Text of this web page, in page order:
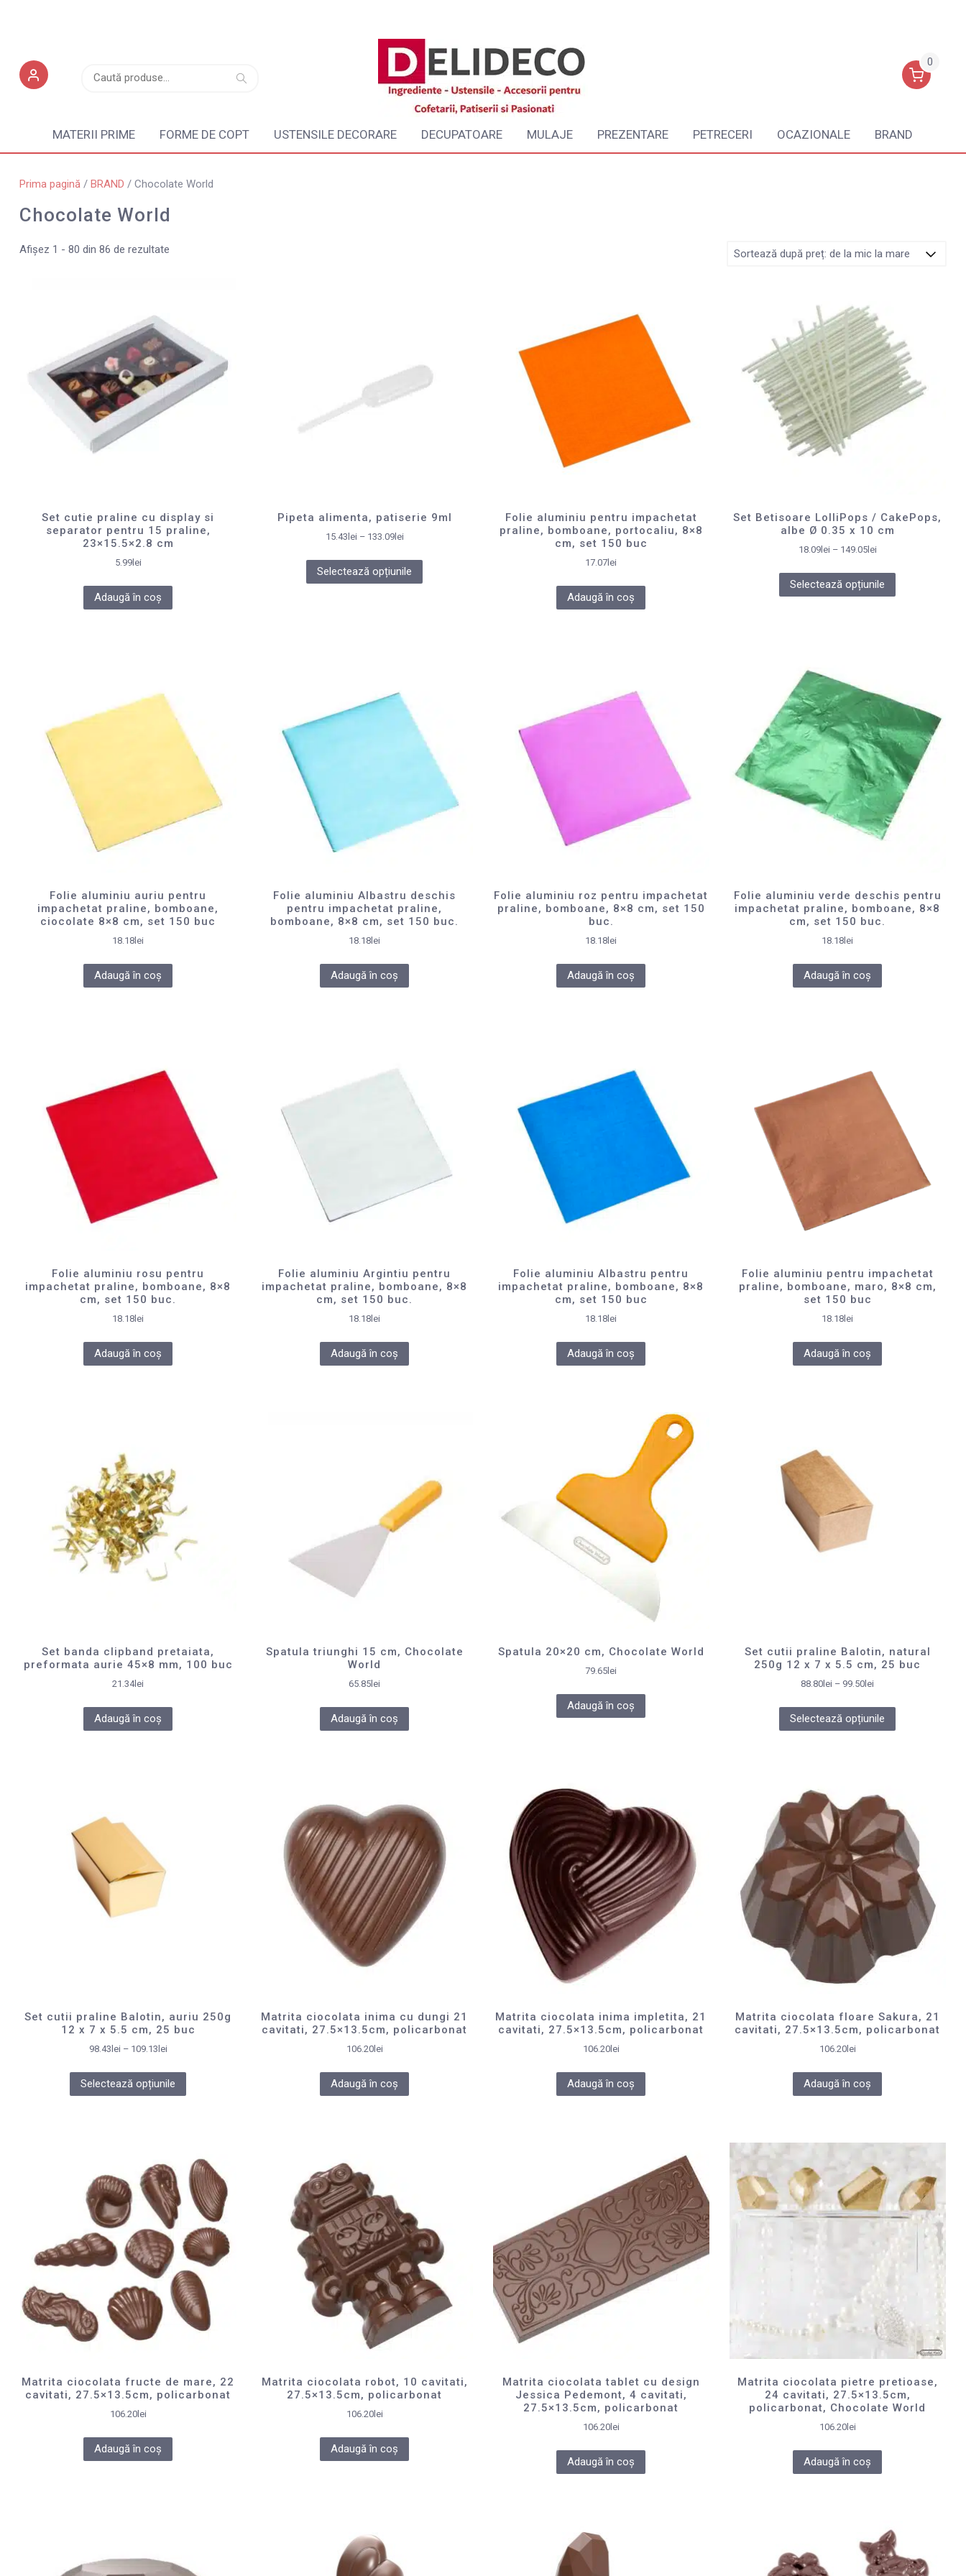
Caută
Caută
0
MATERII PRIME FORME DE COPT USTENSILE DECORARE DECUPATOARE MULAJE PREZENTARE PETRECERI OCAZIONALE BRAND
Prima pagină/ BRAND / Chocolate World
Chocolate World
Afișez 1 - 80 din 86 de rezultate
Set cutie praline cu display si
separator pentru 15 praline,
23×15.5×2.8 cm
5.99lei
Adaugă în coș
Pipeta alimenta, patiserie 9ml
15.43 lei – 133.09lei
Selectează opțiunile
Folie aluminiu pentru impachetat
praline, bomboane, portocaliu, 8×8
cm, set 150 buc
17.07 lei
Adaugă în coș
Set Betisoare LolliPops / CakePops,
albe Ø 0.35 x 10 cm
18.09lei – 149.05lei
Selectează opțiunile
Folie aluminiu auriu pentru
impachetat praline, bomboane,
ciocolate 8×8 cm, set 150 buc
18.18 lei
Adaugă în coș
Folie aluminiu Albastru deschis
pentru impachetat praline,
bomboane, 8×8 cm, set 150 buc.
18.18 lei
Adaugă în coș
Folie aluminiu roz pentru impachetat
praline, bomboane, 8×8 cm, set 150
buc.
18.18 lei
Adaugă în coș
Folie aluminiu verde deschis pentru
impachetat praline, bomboane, 8×8
cm, set 150 buc.
18.18 lei
Adaugă în coș
Folie aluminiu rosu pentru
impachetat praline, bomboane, 8×8
cm, set 150 buc.
18.18 lei
Adaugă în coș
Folie aluminiu Argintiu pentru
impachetat praline, bomboane, 8×8
cm, set 150 buc.
18.18 lei
Adaugă în coș
Folie aluminiu Albastru pentru
impachetat praline, bomboane, 8×8
cm, set 150 buc
18.18 lei
Adaugă în coș
Folie aluminiu pentru impachetat
praline, bomboane, maro, 8×8 cm,
set 150 buc
18.18 lei
Adaugă în coș
Set banda clipband pretaiata,
preformata aurie 45×8 mm, 100 buc
21.34lei
Adaugă în coș
Spatula triunghi 15 cm, Chocolate
World
65.85 lei
Adaugă în coș
Spatula 20×20 cm, Chocolate World
79.65 lei
Adaugă în coș
Set cutii praline Balotin, natural
250g 12 x 7 x 5.5 cm, 25 buc
88.80 lei – 99.50 lei
Selectează opțiunile
Set cutii praline Balotin, auriu 250g
12 x 7 x 5.5 cm, 25 buc
98.43 lei – 109.13 lei
Selectează opțiunile
Matrita ciocolata inima cu dungi 21
cavitati, 27.5×13.5cm, policarbonat
106.20lei
Adaugă în coș
Matrita ciocolata inima impletita, 21
cavitati, 27.5×13.5cm, policarbonat
106.20lei
Adaugă în coș
Matrita ciocolata floare Sakura, 21
cavitati, 27.5×13.5cm, policarbonat
106.20lei
Adaugă în coș
Matrita ciocolata fructe de mare, 22
cavitati, 27.5×13.5cm, policarbonat
106.20lei
Adaugă în coș
Matrita ciocolata robot, 10 cavitati,
27.5×13.5cm, policarbonat
106.20lei
Adaugă în coș
Matrita ciocolata tablet cu design
Jessica Pedemont, 4 cavitati,
27.5×13.5cm, policarbonat
106.20lei
Adaugă în coș
Matrita ciocolata pietre pretioase,
24 cavitati, 27.5×13.5cm,
policarbonat, Chocolate World
106.20lei
Adaugă în coș